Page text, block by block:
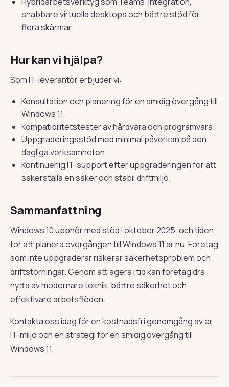
snabbare virtuella desktops och bättre stöd för
flera skärmar.
Hur kan vi hjälpa?
Som IT-leverantör erbjuder vi:
Konsultation och planering för en smidig övergång till
Windows 11.
Kompatibilitetstester av hårdvara och programvara.
Uppgraderingsstöd med minimal påverkan på den
dagliga verksamheten.
Kontinuerlig IT-support efter uppgraderingen för att
säkerställa en säker och stabil driftmiljö.
Sammanfattning
Windows 10 upphör med stöd i oktober 2025, och tiden
för att planera övergången till Windows 11 är nu. Företag
som inte uppgraderar riskerar säkerhetsproblem och
driftstörningar. Genom att agera i tid kan företag dra
nytta av modernare teknik, bättre säkerhet och
effektivare arbetsflöden.
Kontakta oss idag för en kostnadsfri genomgång av er
IT-miljö och en strategi för en smidig övergång till
Windows 11.